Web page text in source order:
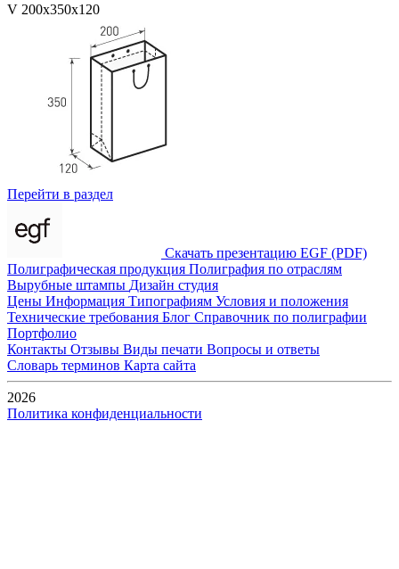
V 200x350x120
Перейти в раздел
Скачать презентацию EGF (PDF)
Полиграфическая продукция Полиграфия по отраслям
Вырубные штампы Дизайн студия
Цены Информация Типографиям Условия и положения
Технические требования Блог Справочник по полиграфии
Портфолио
Контакты Отзывы Виды печати Вопросы и ответы
Словарь терминов Карта сайта
2026
Политика конфиденциальности